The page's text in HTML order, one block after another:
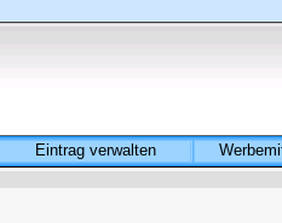
Eintrag verwalten